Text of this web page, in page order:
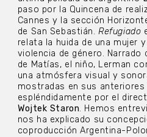
paso por la Quincena de
Cannes y la sección
de San Sebastián.Refugiado
relata la huida de una mujer
violencia de género. Narrado
de Matías, el niño, Lerman
una atmósfera visual y
mostradas en sus
espléndidamente por el
Wojtek Staron. Hemos
nos ha explicado su
coproducción Argentina-